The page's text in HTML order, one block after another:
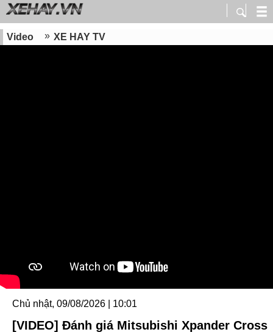
Video XE HAY TV
Chủ nhật, 09/08/2026 | 10:01
[VIDEO] Đánh giá Mitsubishi Xpander Cross